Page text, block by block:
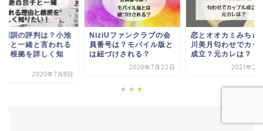
園訓の評判は？小池
子と一緒と言われる
と根拠を詳しく知
2020年7月8日
NiziUファンクラブの会
員番号は？モバイル版と
は紐づけされる？
2020年7月22日
恋とオオカミみちゅ/
川美月匂わせでカッ
成立？元カレは？
2021年2